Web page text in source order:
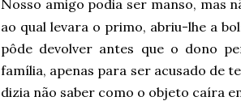
osso amigo podia ser manso, mas
ao qual levara o primo, abriu-lhe a
pôde devolver antes que o dono
família, apenas para ser acusado de
dizia não saber como o objeto caíra